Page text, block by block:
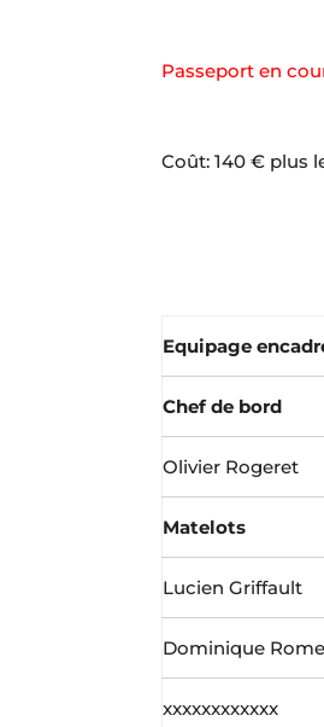
Passeport en
Coût: 140 € plus
Equipage
Chef de bord
Olivier Rogeret
Matelots
Lucien Griffault
Dominique
xxxxxxxxxxxx